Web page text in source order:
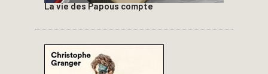
La vie des Papous compte